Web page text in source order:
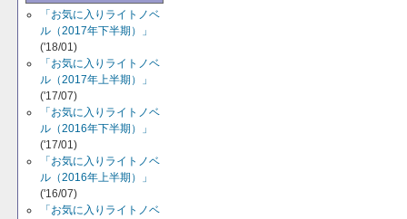
「お気に入りライトノベ
ル（2017年下半期）」
('18/01)
「お気に入りライトノベ
ル（2017年上半期）」
('17/07)
「お気に入りライトノベ
ル（2016年下半期）」
('17/01)
「お気に入りライトノベ
ル（2016年上半期）」
('16/07)
「お気に入りライトノベ